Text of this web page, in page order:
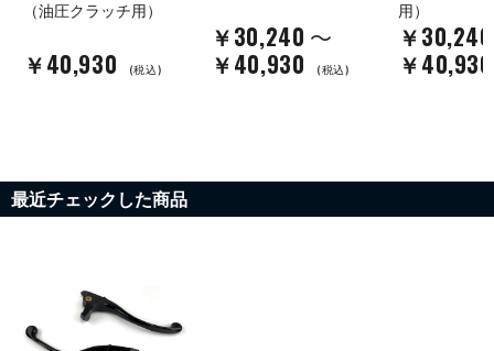
（油圧クラッチ用）
￥40,930 (税込)
￥30,240 ～
￥40,930 (税込)
用）
￥30,240
￥40,930
最近チェックした商品